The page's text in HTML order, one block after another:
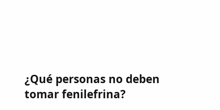
¿Qué personas no deben
tomar fenilefrina?